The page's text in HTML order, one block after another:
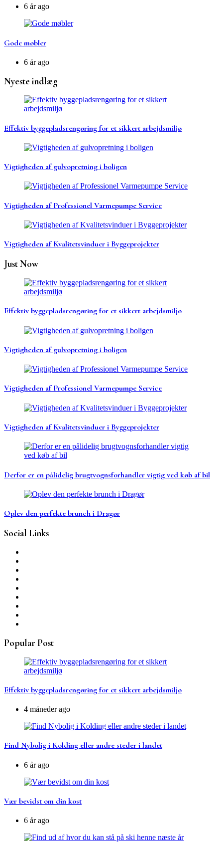
6 år ago
Gode møbler
6 år ago
Nyeste indlæg
Effektiv byggepladsrengøring for et sikkert arbejdsmiljø
Vigtigheden af gulvopretning i boligen
Vigtigheden af Professionel Varmepumpe Service
Vigtigheden af Kvalitetsvinduer i Byggeprojekter
Just Now
Effektiv byggepladsrengøring for et sikkert arbejdsmiljø
Vigtigheden af gulvopretning i boligen
Vigtigheden af Professionel Varmepumpe Service
Vigtigheden af Kvalitetsvinduer i Byggeprojekter
Derfor er en pålidelig brugtvognsforhandler vigtig ved køb af bil
Oplev den perfekte brunch i Dragør
Social Links
Popular Post
Effektiv byggepladsrengøring for et sikkert arbejdsmiljø
4 måneder ago
Find Nybolig i Kolding eller andre steder i landet
6 år ago
Vær bevidst om din kost
6 år ago